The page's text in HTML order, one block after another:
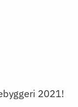
2021!